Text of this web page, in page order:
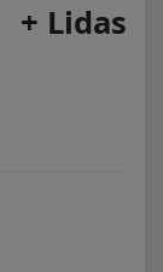
+ Lidas